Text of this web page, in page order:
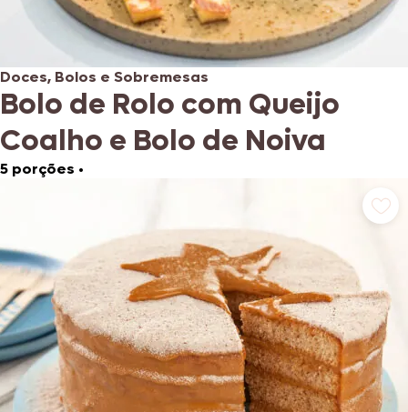
Doces, Bolos e Sobremesas
Bolo de Rolo com Queijo
Coalho e Bolo de Noiva
5 porções •